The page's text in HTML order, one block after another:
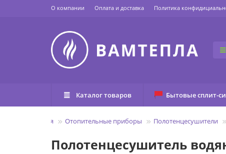
О компании Оплата и доставка Политика
Каталог товаров Бытовые сплит-
Главная Отопительные приборы Полотенцесушители
Полотенцесушитель